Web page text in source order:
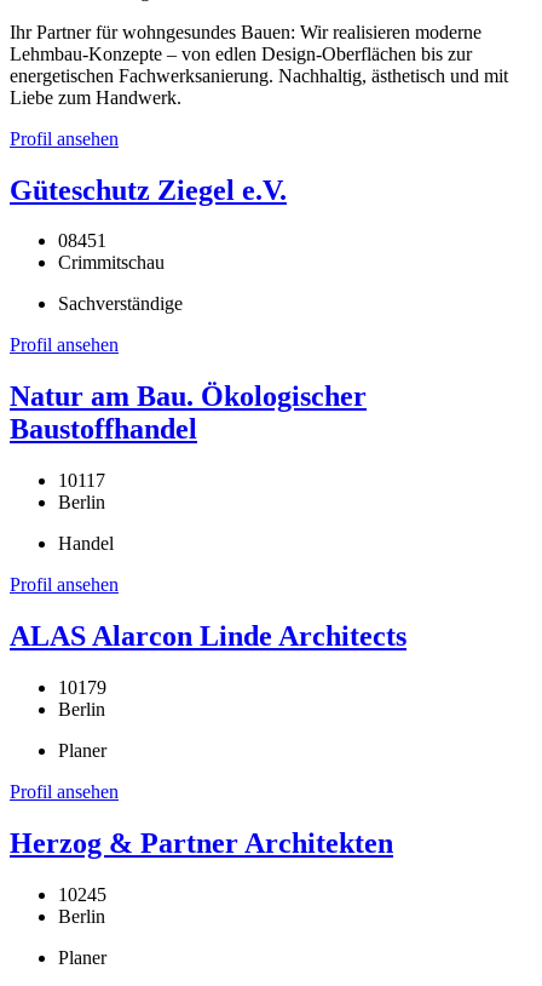
Ihr Partner für wohngesundes Bauen: Wir realisieren moderne
Lehmbau-Konzepte – von edlen Design-Oberflächen bis zur
energetischen Fachwerksanierung. Nachhaltig, ästhetisch und mit
Liebe zum Handwerk.
Profil ansehen
Güteschutz Ziegel e.V.
08451
Crimmitschau
Sachverständige
Profil ansehen
Natur am Bau. Ökologischer
Baustoffhandel
10117
Berlin
Handel
Profil ansehen
ALAS Alarcon Linde Architects
10179
Berlin
Planer
Profil ansehen
Herzog & Partner Architekten
10245
Berlin
Planer